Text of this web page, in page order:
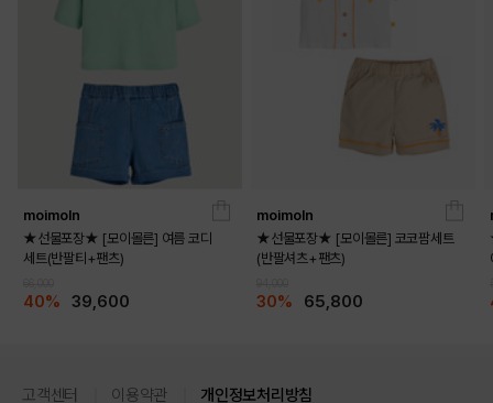
moimoln
★선물포장★ [모이몰른] 여름 코디
세트(반팔티+팬츠)
40% 39,600
moimoln
★선물포장★ [모이몰른] 코코팜세트
(반팔셔츠+팬츠)
30% 65,800
고객센터 이용약관 개인정보처리방침